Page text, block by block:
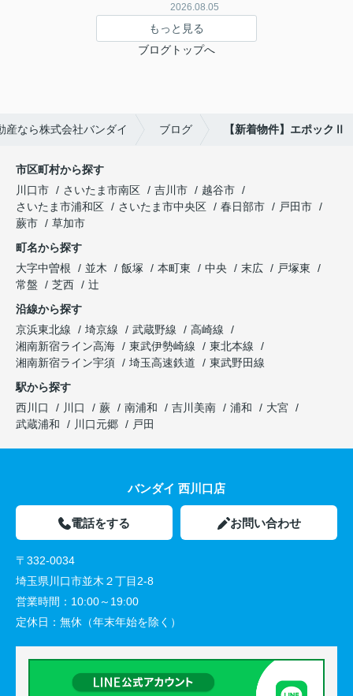
2026.08.05
もっと見る
ブログトップへ
産なら株式会社バンダイ ブログ 【新着物件】エポックⅡ
市区町村から探す
川口市
さいたま市南区 吉川市
越谷市
さいたま市浦和区
さいたま市中央区 春日部市
戸田市
蕨市
草加市
町名から探す
大字中曽根
並木 飯塚 本町東 中央 末広
戸塚東
常盤
芝西
辻
沿線から探す
京浜東北線
埼京線 武蔵野線
高崎線
湘南新宿ライン高海
東武伊勢崎線
東北本線
湘南新宿ライン宇須
埼玉高速鉄道
東武野田線
駅から探す
西川口
川口 蕨 南浦和 吉川美南 浦和
大宮
武蔵浦和
川口元郷 戸田
バンダイ 西川口店
電話をする お問い合わせ
〒332-0034
埼玉県川口市並木２丁目2-8
営業時間： 10:00～19:00
定休日： 無休（年末年始を除く）